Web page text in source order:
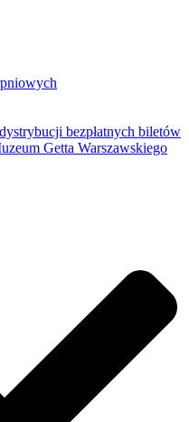
bezpłatnych biletów
Getta Warszawskiego